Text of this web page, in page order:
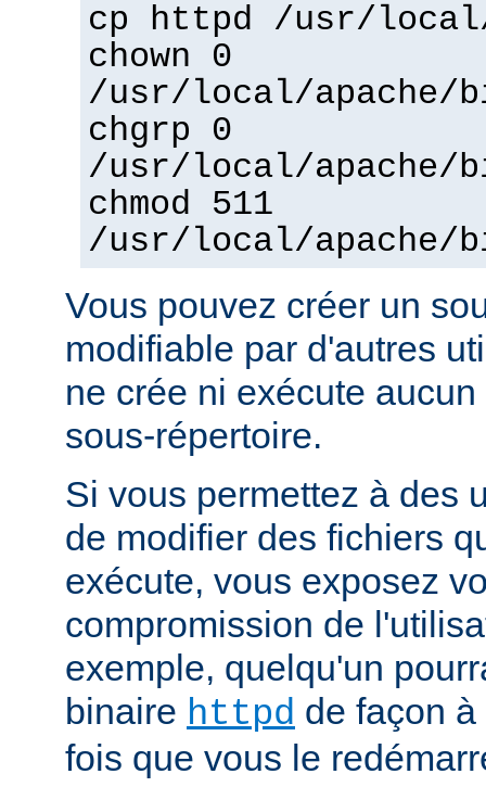
cp httpd /usr/
chown 0
/usr/local/apache/
chgrp 0
/usr/local/apache/
chmod 511
/usr/local/apache/
Vous pouvez créer un
modifiable par d'autres
ne crée ni exécute
sous-répertoire.
Si vous permettez à des
de modifier des fichiers
exécute, vous exposez
compromission de
exemple, quelqu'un
binaire httpd de façon
fois que vous le